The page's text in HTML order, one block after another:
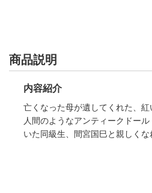
商品説明
内容紹介
亡くなった母が遺してくれた、
人間のようなアンティークドー
いた同級生、間宮国巳と親しく